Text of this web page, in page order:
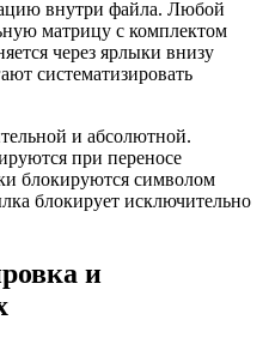
внутри файла. Любой
матрицу с комплектом
через ярлыки внизу
систематизировать
и абсолютной.
при переносе
блокируются символом
блокирует исключительно
и